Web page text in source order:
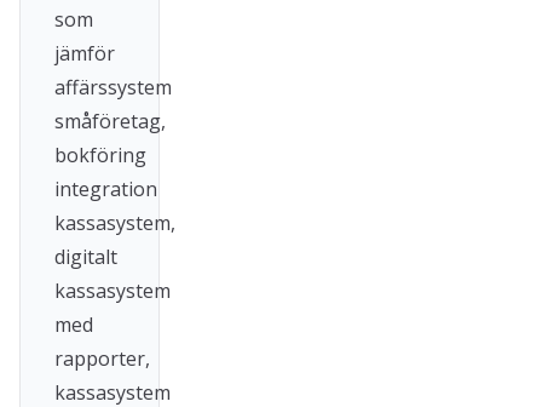
som
jämför
affärssystem
småföretag,
bokföring
integration
kassasystem,
digitalt
kassasystem
med
rapporter,
kassasystem